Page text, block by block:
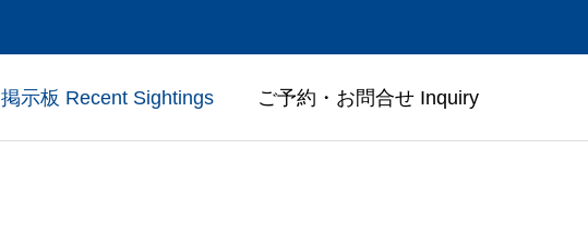
掲示板 Recent Sightings ご予約・お問合せ Inquiry